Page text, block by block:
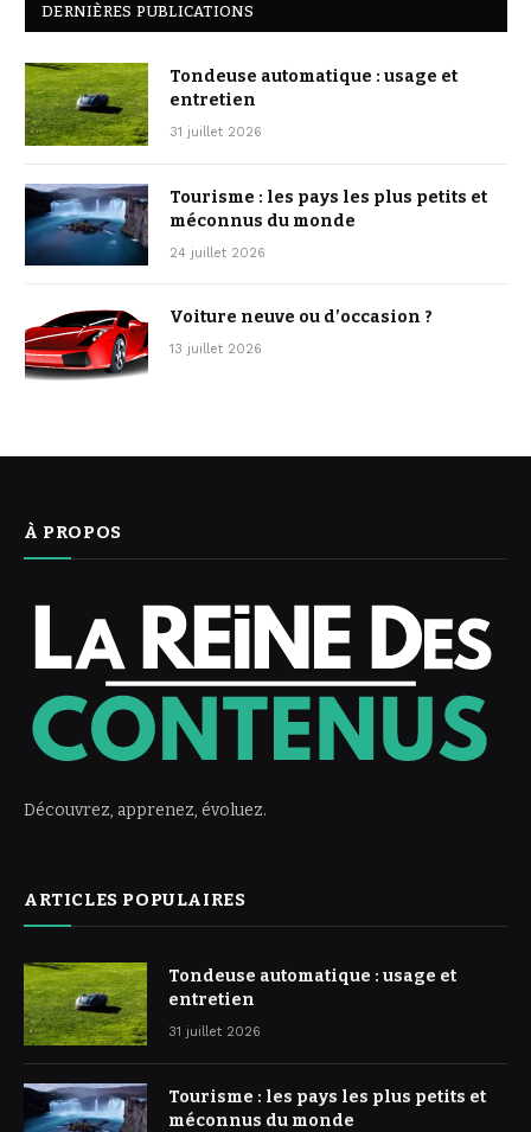
DERNIÈRES PUBLICATIONS
Tondeuse automatique : usage et
entretien
31 juillet 2026
Tourisme : les pays les plus petits et
méconnus du monde
24 juillet 2026
Voiture neuve ou d’occasion ?
13 juillet 2026
À PROPOS
Découvrez, apprenez, évoluez.
ARTICLES POPULAIRES
Tondeuse automatique : usage et
entretien
31 juillet 2026
Tourisme : les pays les plus petits et
méconnus du monde